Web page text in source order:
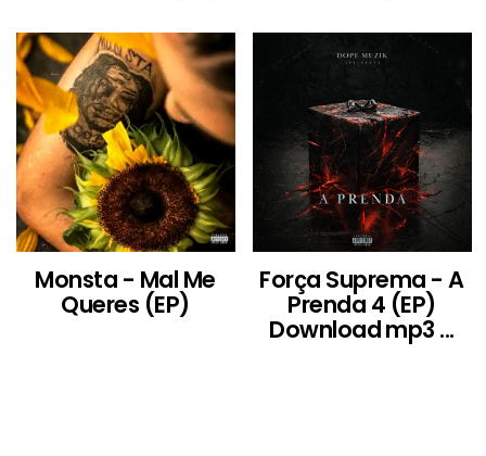
Monsta - Mal Me
Queres (EP)
Força Suprema - A
Prenda 4 (EP)
Download mp3 ...